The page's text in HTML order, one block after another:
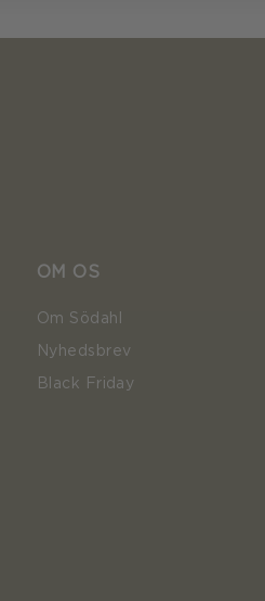
OM OS
Om Södahl
Nyhedsbrev
Black Friday